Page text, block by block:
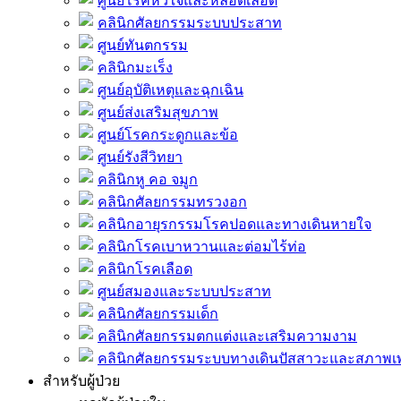
คลินิกศัลยกรรมระบบประสาท
ศูนย์ทันตกรรม
คลินิกมะเร็ง
ศูนย์อุบัติเหตุและฉุกเฉิน
ศูนย์ส่งเสริมสุขภาพ
ศูนย์โรคกระดูกและข้อ
ศูนย์รังสีวิทยา
คลินิกหู คอ จมูก
คลินิกศัลยกรรมทรวงอก
คลินิกอายุรกรรมโรคปอดและทางเดินหายใจ
คลินิกโรคเบาหวานและต่อมไร้ท่อ
คลินิกโรคเลือด
ศูนย์สมองและระบบประสาท
คลินิกศัลยกรรมเด็ก
คลินิกศัลยกรรมตกแต่งและเสริมความงาม
คลินิกศัลยกรรมระบบทางเดินปัสสาวะและสภาพเ
สำหรับผู้ป่วย